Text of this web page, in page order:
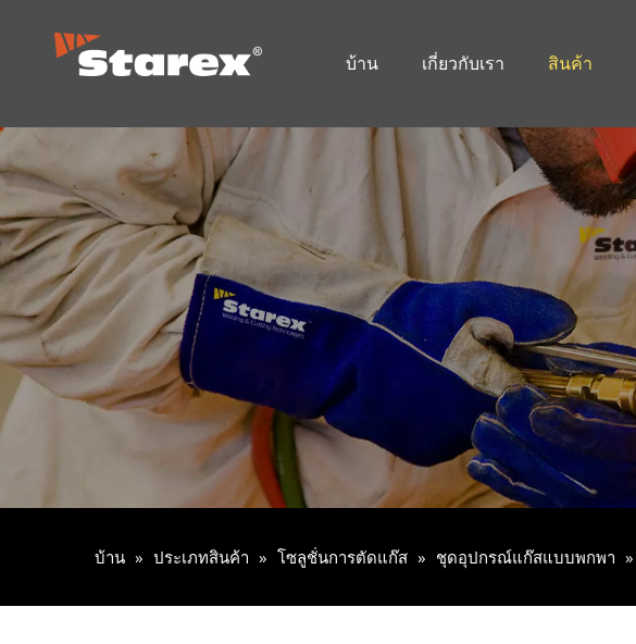
บ้าน เกี่ยวกับเรา สินค้า
บ้าน » ประเภทสินค้า » โซลูชั่นการตัดแก๊ส » ชุดอุปกรณ์แก๊สแบบพกพา »